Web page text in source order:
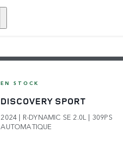
EN STOCK
DISCOVERY SPORT
2024 | R-DYNAMIC SE 2.0L | 309PS
AUTOMATIQUE